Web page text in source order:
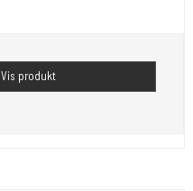
Vis produkt